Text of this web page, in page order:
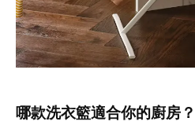
哪款洗衣籃適合你的廚房？